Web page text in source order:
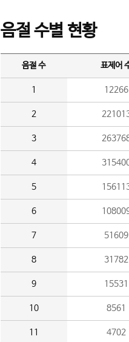
음절 수별 현황
음절 수 표제어
1 12266
2
3
4
5
6
7 51609
8 31782
9 15531
10 8561
11 4702